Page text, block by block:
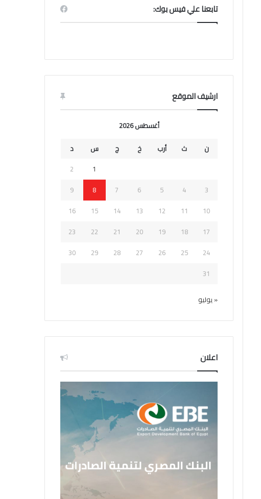
تابعنا علي فيس بوك:
ارشيف الموقع
أغسطس 2026
ن
ث أرب خ ج س
د
1
2
3
4
5
6
7
8
9
10
11
12
13
14
15
16
17
18
19
20
21
22
23
24
25
26
27
28
29
30
31
« يوليو
اعلان